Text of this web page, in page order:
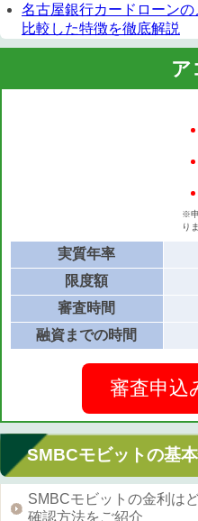
名古屋銀行カードローン
比較した特徴を徹底解説
ア
※
り
実質年率
限度額
審査時間
融資までの時間
審査申込
SMBCモビットの基
SMBCモビットの金利は
確認方法をご紹介